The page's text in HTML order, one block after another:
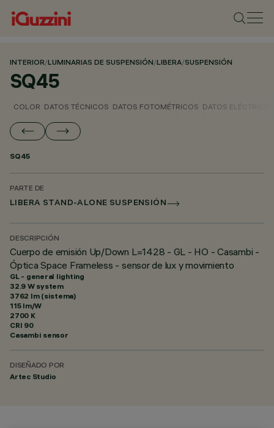
INTERIOR/LUMINARIAS DE SUSPENSIÓN/LIBERA/SUSPENSIÓN
SQ45
COLOR DATOS TÉCNICOS DATOS FOTOMÉTRICOS DATOS
SQ45
PARTE DE
LIBERA STAND-ALONE SUSPENSIÓN
DESCRIPCIÓN
Cuerpo de emisión Up/Down L=1428 - GL - HO - Casambi -
Óptica Space Frameless - sensor de lux y movimiento
GL - general lighting
32.9 W system
3762 lm (sistema)
115 lm/W
2700 K
CRI 90
Casambi sensor
DISEÑADO POR
Artec Studio